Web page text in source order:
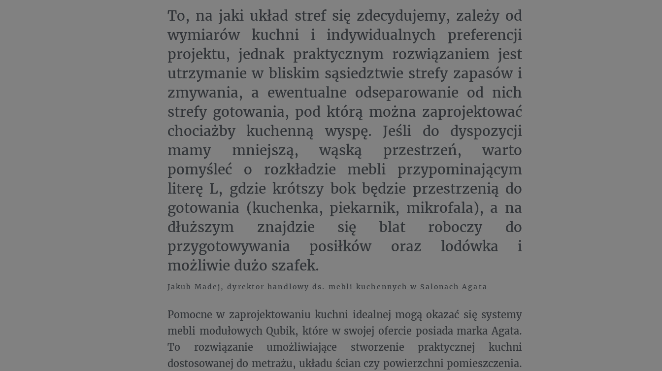
To, na jaki układ stref się zdecydujemy, zależy od
wymiarów kuchni i indywidualnych preferencji
projektu, jednak praktycznym rozwiązaniem jest
utrzymanie w bliskim sąsiedztwie strefy zapasów i
zmywania, a ewentualne odseparowanie od nich
strefy gotowania, pod którą można zaprojektować
chociażby kuchenną wyspę. Jeśli do dyspozycji
mamy mniejszą, wąską przestrzeń, warto
pomyśleć o rozkładzie mebli przypominającym
literę L, gdzie krótszy bok będzie przestrzenią do
gotowania (kuchenka, piekarnik, mikrofala), a na
dłuższym znajdzie się blat roboczy do
przygotowywania posiłków oraz lodówka i
możliwie dużo szafek.
Jakub Madej, dyrektor handlowy ds. mebli kuchennych w Salonach Agata
Pomocne w zaprojektowaniu kuchni idealnej mogą okazać się systemy
mebli modułowych Qubik, które w swojej ofercie posiada marka Agata.
To rozwiązanie umożliwiające stworzenie praktycznej kuchni
dostosowanej do metrażu, układu ścian czy powierzchni pomieszczenia.